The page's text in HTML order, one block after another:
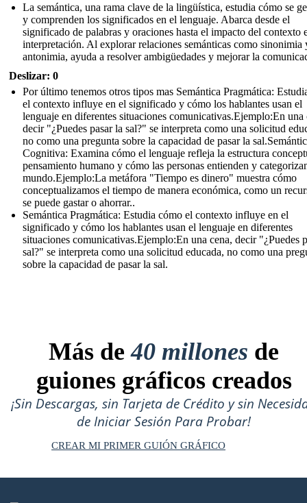
La semántica, una rama clave de la lingüística, estudia cómo se
y comprenden los significados en el lenguaje. Abarca desde el
significado de palabras y oraciones hasta el impacto del contexto
interpretación. Al explorar relaciones semánticas como sinonimia
antonimia, ayuda a resolver ambigüedades y mejorar la
Deslizar: 0
Por último tenemos otros tipos mas Semántica Pragmática:
el contexto influye en el significado y cómo los hablantes usan el
lenguaje en diferentes situaciones comunicativas.Ejemplo:En una
decir "¿Puedes pasar la sal?" se interpreta como una solicitud
no como una pregunta sobre la capacidad de pasar la
Cognitiva: Examina cómo el lenguaje refleja la estructura
pensamiento humano y cómo las personas entienden y
mundo.Ejemplo:La metáfora "Tiempo es dinero" muestra cómo
conceptualizamos el tiempo de manera económica, como un
se puede gastar o ahorrar..
Semántica Pragmática: Estudia cómo el contexto influye en el
significado y cómo los hablantes usan el lenguaje en diferentes
situaciones comunicativas.Ejemplo:En una cena, decir "¿Puedes
sal?" se interpreta como una solicitud educada, no como una
sobre la capacidad de pasar la sal.
Más de40 millones de
guiones gráficos creados
¡Sin Descargas, sin Tarjeta de Crédito y sin
de Iniciar Sesión Para Probar!
CREAR MI PRIMER GUIÓN GRÁFICO